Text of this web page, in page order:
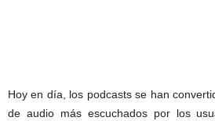
Hoy en día, los podcasts se han
de audio más escuchados por los